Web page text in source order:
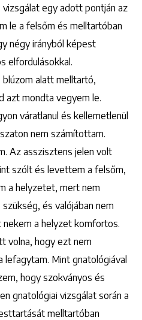
egy adott pontján az
le a felsőm és melltartóban
négy irányból képest
elfordulásokkal.
alatt melltartó,
azt mondta vegyem le.
váratlanul és kellemetlenül
nem számítottam.
Az asszisztens jelen volt
szólt és levettem a felsőm,
a helyzetet, mert nem
és valójában nem
a helyzet komfortos.
volna, hogy ezt nem
lefagytam. Mint gnatológiával
hogy szokványos és
gnatológiai vizsgálat során a
melltartóban